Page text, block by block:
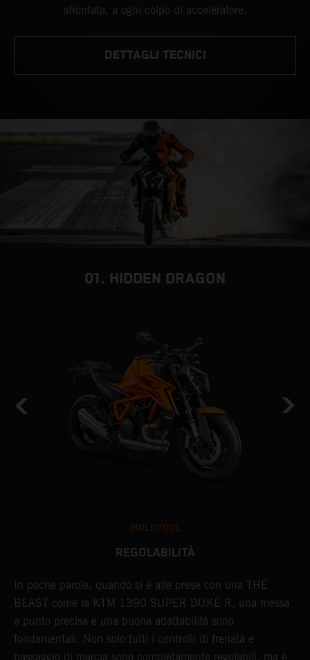
sfrontata, a ogni colpo di acceleratore.
DETTAGLI TECNICI
01. HIDDEN DRAGON
MULTITOOL
REGOLABILITÀ
In poche parole, quando si è alle prese con una THE
BEAST come la KTM 1390 SUPER DUKE R, una messa
a punto precisa e una buona adattabilità sono
fondamentali. Non solo tutti i controlli di frenata e
passaggio di marcia sono completamente regolabili, ma è